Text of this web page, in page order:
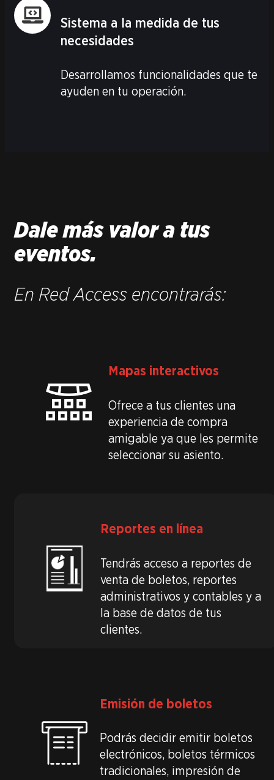
Sistema a la medida de tus
necesidades
Desarrollamos funcionalidades que te
ayuden en tu operación.
Dale más valor a tus
eventos.
En Red Access encontrarás:
Mapas interactivos
Ofrece a tus clientes una
experiencia de compra
amigable ya que les permite
seleccionar su asiento.
Reportes en línea
Tendrás acceso a reportes de
venta de boletos, reportes
administrativos y contables y a
la base de datos de tus
clientes.
Emisión de boletos
Podrás decidir emitir boletos
electrónicos, boletos térmicos
tradicionales, impresión de